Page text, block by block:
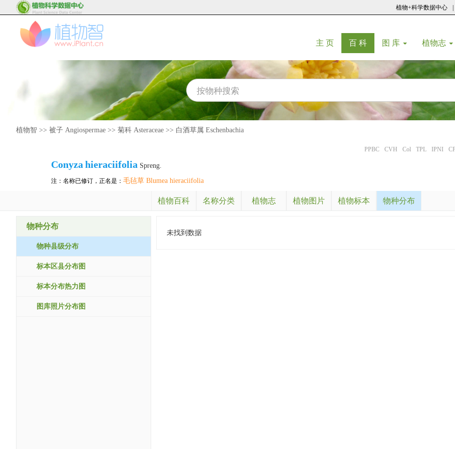
植物+科学数据中心
主 页(current)
百 科(current)
图 库 植物志
植物智 >> 被子 Angiospermae >> 菊科 Asteraceae >> 白酒草属 Eschenbachia
PPBC CVH Col TPL IPNI
Conyza hieraciifolia Spreng.
注：名称已修订，正名是： 毛毡草 Blumea hieraciifolia
植物百科 名称分类 植物志 植物图片 植物标本 物种分布
物种分布
物种县级分布
标本区县分布图
标本分布热力图
图库照片分布图
未找到数据